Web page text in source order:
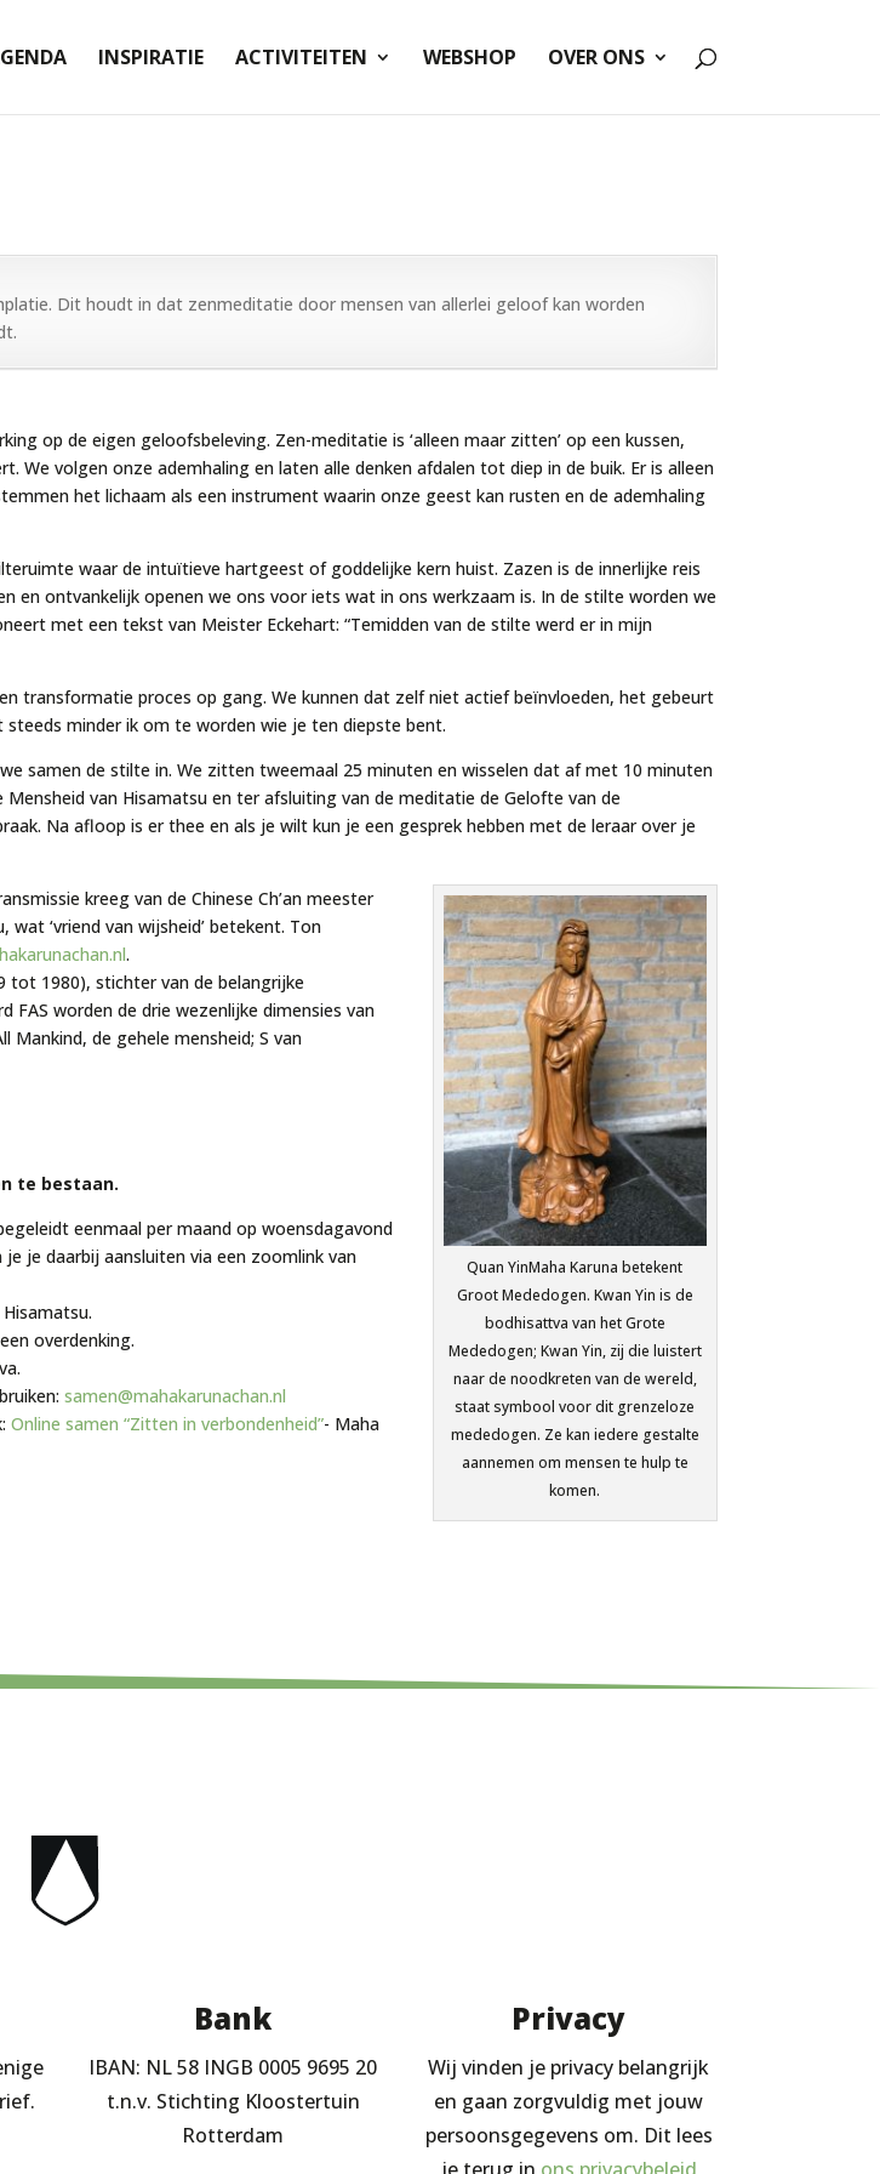
INSPIRATIE ACTIVITEITEN WEBSHOP OVER ONS
Dit houdt in dat zenmeditatie door mensen van allerlei geloof kan worden
op de eigen geloofsbeleving. Zen-meditatie is ‘alleen maar zitten’ op een kussen,
volgen onze ademhaling en laten alle denken afdalen tot diep in de buik. Er is alleen
het lichaam als een instrument waarin onze geest kan rusten en de ademhaling
waar de intuïtieve hartgeest of goddelijke kern huist. Zazen is de innerlijke reis
en ontvankelijk openen we ons voor iets wat in ons werkzaam is. In de stilte worden we
met een tekst van Meister Eckehart: “Temidden van de stilte werd er in mijn
transformatie proces op gang. We kunnen dat zelf niet actief beïnvloeden, het gebeurt
minder ik om te worden wie je ten diepste bent.
samen de stilte in. We zitten tweemaal 25 minuten en wisselen dat af met 10 minuten
van Hisamatsu en ter afsluiting van de meditatie de Gelofte van de
Na afloop is er thee en als je wilt kun je een gesprek hebben met de leraar over je
Quan YinMaha Karuna betekent
Groot Mededogen. Kwan Yin is de
bodhisattva van het Grote
Mededogen; Kwan Yin, zij die luistert
naar de noodkreten van de wereld,
staat symbool voor dit grenzeloze
mededogen. Ze kan iedere gestalte
aannemen om mensen te hulp te
komen.
kreeg van de Chinese Ch’an meester
‘vriend van wijsheid’ betekent. Ton
.
tot 1980), stichter van de belangrijke
FAS worden de drie wezenlijke dimensies van
Mankind, de gehele mensheid; S van
te bestaan.
eenmaal per maand op woensdagavond
je daarbij aansluiten via een zoomlink van
overdenking.
samen@mahakarunachan.nl
Online samen “Zitten in verbondenheid”- Maha
Bank
IBAN: NL 58 INGB 0005 9695 20
t.n.v. Stichting Kloostertuin
Rotterdam
Privacy
Wij vinden je privacy belangrijk
en gaan zorgvuldig met jouw
persoonsgegevens om. Dit lees